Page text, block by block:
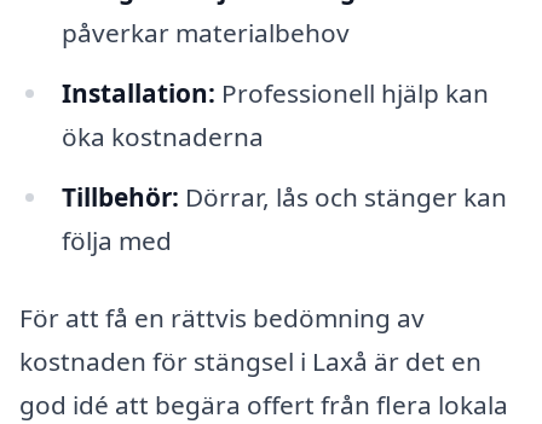
påverkar materialbehov
Installation: Professionell hjälp kan
öka kostnaderna
Tillbehör: Dörrar, lås och stänger kan
följa med
För att få en rättvis bedömning av
kostnaden för stängsel i Laxå är det en
god idé att begära offert från flera lokala